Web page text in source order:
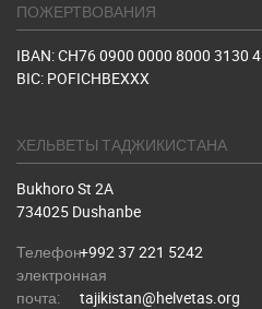
ПОЖЕРТВОВАНИЯ
IBAN: CH76 0900 0000 8000 3130 4
BIC: POFICHBEXXX
ХЕЛЬВЕТЫ ТАДЖИКИСТАНА
Bukhoro St 2A
734025 Dushanbe
Телефон:+992 37 221 5242
электронная
почта:
tajikistan@helvetas.org